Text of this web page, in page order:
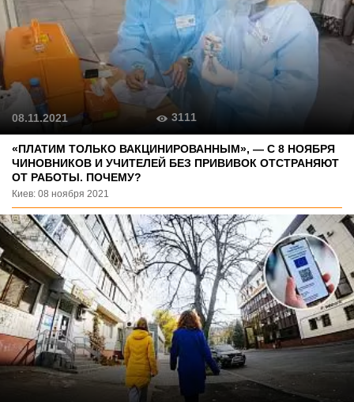
«ПЛАТИМ ТОЛЬКО ВАКЦИНИРОВАННЫМ», — С 8 НОЯБРЯ
ЧИНОВНИКОВ И УЧИТЕЛЕЙ БЕЗ ПРИВИВОК ОТСТРАНЯЮТ
ОТ РАБОТЫ. ПОЧЕМУ?
Киев: 08 ноября 2021
08.11.2021 3111